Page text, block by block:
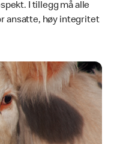
I tillegg må alle
ansatte, høy integritet